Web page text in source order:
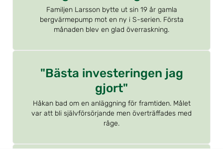
Familjen Larsson bytte ut sin 19 år gamla
bergvärmepump mot en ny i S-serien. Första
månaden blev en glad överraskning.
"Bästa investeringen jag
gjort"
Håkan bad om en anläggning för framtiden. Målet
var att bli självförsörjande men överträffades med
råge.